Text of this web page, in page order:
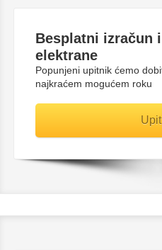
Besplatni izračun
elektrane
Popunjeni upitnik ćemo
najkraćem mogućem roku